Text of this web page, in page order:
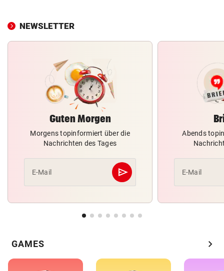
NEWSLETTER
Guten Morgen
Morgens topinformiert über die
Nachrichten des Tages
E-Mail send
Abschicken
Abends
E-Mail
GAMES chevron_right